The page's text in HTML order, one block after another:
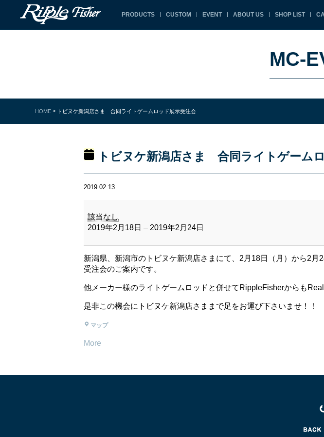
PRODUCTS CUSTOM EVENT ABOUT US SHOP LIST
MC-
HOME > トビヌケ新潟店さま 合同ライトゲームロッド展示受注会
トビヌケ新潟店さま 合同ライトゲーム
2019.02.13
該当なし
2019年2月18日 – 2019年2月24日
新潟県、新潟市のトビヌケ新潟店さまにて、2月18日（月）から2
受注会のご案内です。
他メーカー様のライトゲームロッドと併せてRippleFisherからも
是非この機会にトビヌケ新潟店さままで足をお運び下さいませ！！
マップ
More